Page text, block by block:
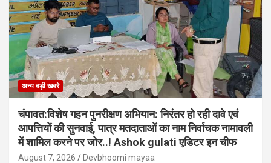
अन्य बड़ी खबरे
चंपावत:विशेष गहन पुनरीक्षण अभियान: निरंतर हो रही दावे एवं
आपत्तियों की सुनवाई, पात्र मतदाताओं का नाम निर्वाचक नामावली
में शामिल करने पर जोर..! Ashok gulati एडिटर इन चीफ
August 7, 2026 Devbhoomi mayaa